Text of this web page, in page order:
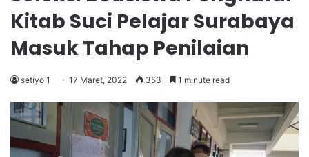
Kitab Suci Pelajar Surabaya
Masuk Tahap Penilaian
setiyo 1 17 Maret, 2022 353 1 minute read